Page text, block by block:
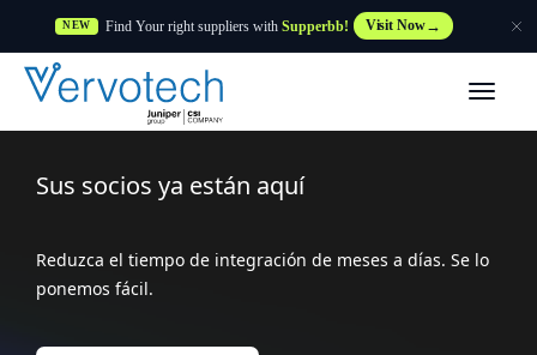
NEW Find Your right suppliers with Supperbb! Visit Now
Sus socios ya están aquí
Reduzca el tiempo de integración de meses a días. Se lo
ponemos fácil.
Partner Solutions
Características